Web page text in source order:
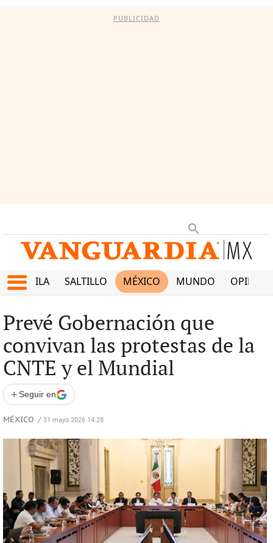
PUBLICIDAD
COAHUILA SALTILLO MÉXICO MUNDO OPINIÓN
Prevé Gobernación que
convivan las protestas de la
CNTE y el Mundial
+ Seguir en
MÉXICO / 31 mayo 2026 14:28